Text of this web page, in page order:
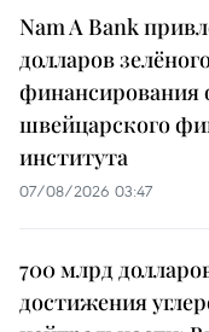
Nam A Bank
долларов
финансирования
швейцарского
института
07/08/2026 03:47
700 млрд
достижения